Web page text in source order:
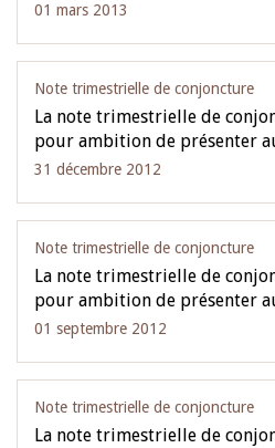
01 mars 2013
Note trimestrielle de conjoncture
La note trimestrielle de
pour ambition de présenter
31 décembre 2012
Note trimestrielle de conjoncture
La note trimestrielle de
pour ambition de présenter
01 septembre 2012
Note trimestrielle de conjoncture
La note trimestrielle de